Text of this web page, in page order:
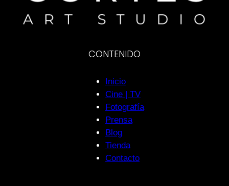
CONTENIDO
Inicio
Cine | TV
Fotografía
Prensa
Blog
Tienda
Contacto